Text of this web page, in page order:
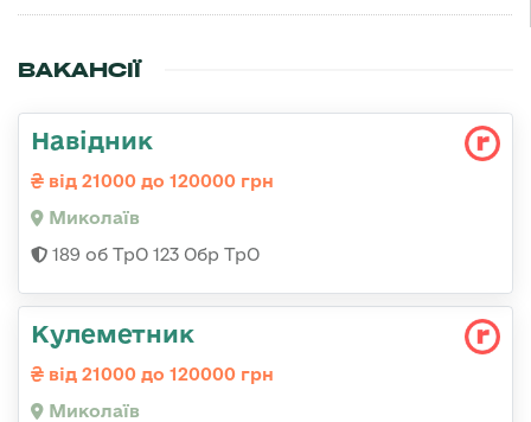
ВАКАНСІЇ
Навідник
від 21000 до 120000 грн
Миколаїв
189 об ТрО 123 Обр ТрО
Кулеметник
від 21000 до 120000 грн
Миколаїв